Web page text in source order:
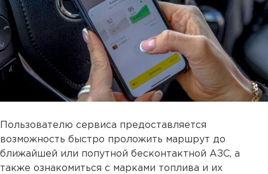
Пользователю сервиса предоставляется
возможность быстро проложить маршрут до
ближайшей или попутной бесконтактной АЗС, а
также ознакомиться с марками топлива и их